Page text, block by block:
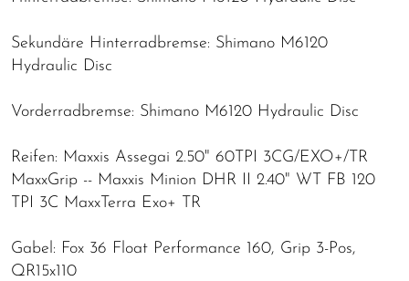
Sekundäre Hinterradbremse: Shimano M6120
Hydraulic Disc
Vorderradbremse: Shimano M6120 Hydraulic Disc
Reifen: Maxxis Assegai 2.50" 60TPI 3CG/EXO+/TR
MaxxGrip -- Maxxis Minion DHR II 2.40" WT FB 120
TPI 3C MaxxTerra Exo+ TR
Gabel: Fox 36 Float Performance 160, Grip 3-Pos,
QR15x110